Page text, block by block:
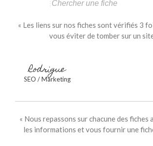
« Les liens sur nos fiches sont vérifiés 3
vous éviter de tomber sur un
Rodrigue
SEO / Marketing
« Nous repassons sur chacune des fiches
les informations et vous fournir une